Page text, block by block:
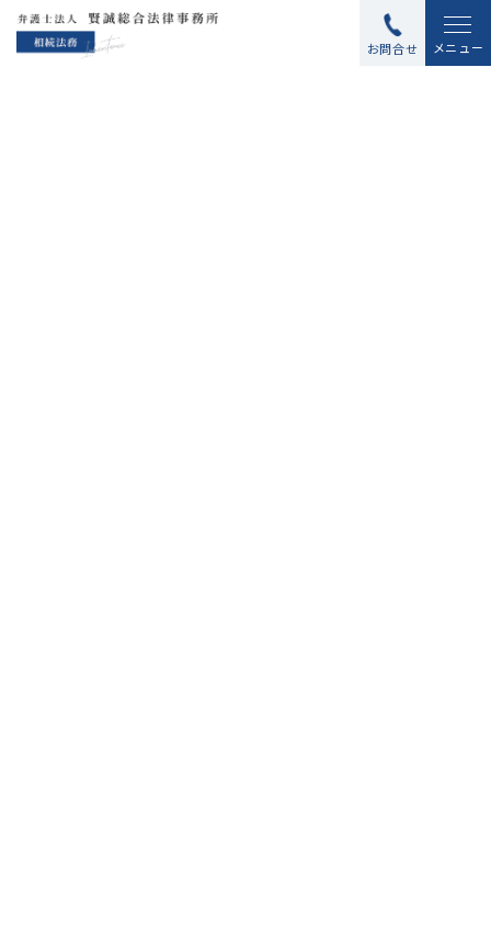
お問合せ メニュー